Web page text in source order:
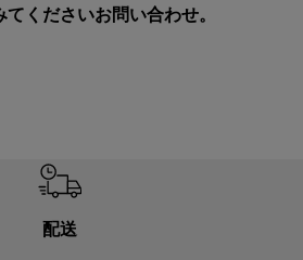
てくださいお問い合わせ。
配送